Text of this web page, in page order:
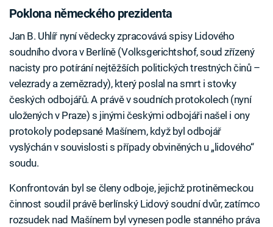
Poklona německého prezidenta
Jan B. Uhlíř nyní vědecky zpracovává spisy Lidového
soudního dvora v Berlíně (Volksgerichtshof, soud zřízený
nacisty pro potírání nejtěžších politických trestných činů –
velezrady a zemězrady), který poslal na smrt i stovky
českých odbojářů. A právě v soudních protokolech (nyní
uložených v Praze) s jinými českými odbojáři našel i ony
protokoly podepsané Mašínem, když byl odbojář
vyslýchán v souvislosti s případy obviněných u „lidového“
soudu.
Konfrontován byl se členy odboje, jejichž protiněmeckou
činnost soudil právě berlínský Lidový soudní dvůr, zatímco
rozsudek nad Mašínem byl vynesen podle stanného práva